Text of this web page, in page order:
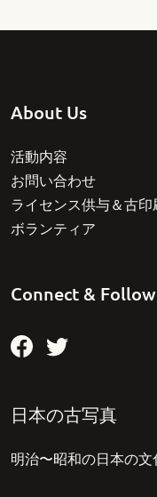
About Us
活動内容
お問い合わせ
ライセンス供与＆古印
ボランティア
Connect & Follow
日本の古写真
明治〜昭和の日本の